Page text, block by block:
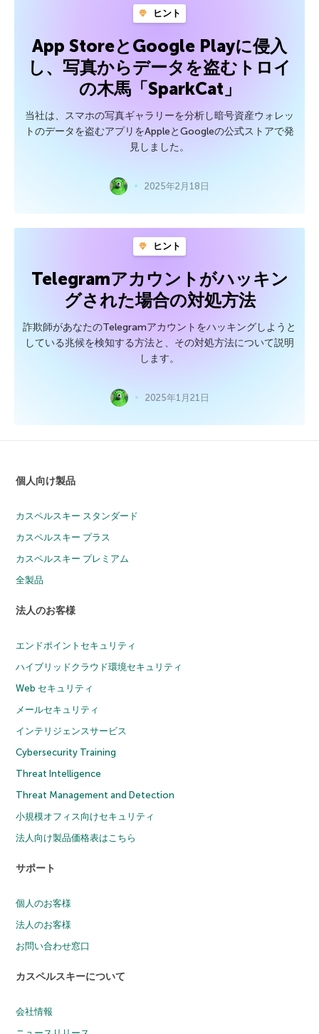
ヒント
App StoreとGoogle Playに侵入
し、写真からデータを盗むトロイ
の木馬「SparkCat」
当社は、スマホの写真ギャラリーを分析し暗号資産ウォレッ
トのデータを盗むアプリをAppleとGoogleの公式ストアで発
見しました。
2025年2月18日
ヒント
Telegramアカウントがハッキン
グされた場合の対処方法
詐欺師があなたのTelegramアカウントをハッキングしようと
している兆候を検知する方法と、その対処方法について説明
します。
2025年1月21日
個人向け製品
カスペルスキー スタンダード
カスペルスキー プラス
カスペルスキー プレミアム
全製品
法人のお客様
エンドポイントセキュリティ
ハイブリッドクラウド環境セキュリティ
Web セキュリティ
メールセキュリティ
インテリジェンスサービス
Cybersecurity Training
Threat Intelligence
Threat Management and Detection
小規模オフィス向けセキュリティ
法人向け製品価格表はこちら
サポート
個人のお客様
法人のお客様
お問い合わせ窓口
カスペルスキーについて
会社情報